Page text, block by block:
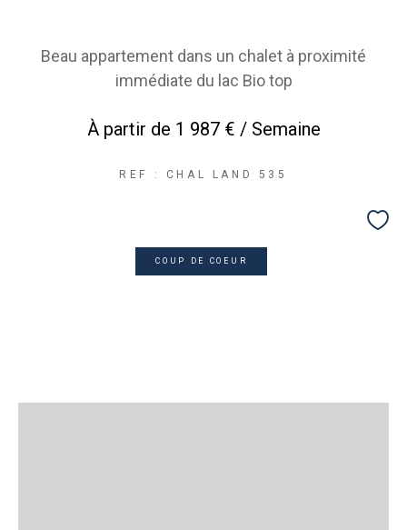
Beau appartement dans un chalet à proximité
immédiate du lac Bio top
À partir de 1 987 € / Semaine
REF : CHAL LAND 535
COUP DE COEUR